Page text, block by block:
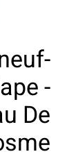
-
De